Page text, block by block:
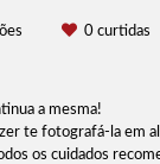
0curtidas
a mesma!
te fotografá-la em
os cuidados